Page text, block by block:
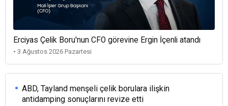
Erciyas Çelik Boru'nun CFO görevine Ergin İçenli atandı
• 3 Ağustos 2026 Pazartesi
ABD, Tayland menşeli çelik borulara ilişkin
antidamping sonuçlarını revize etti